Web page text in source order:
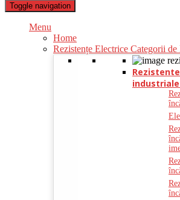
Toggle navigation
Menu
Home
Rezistențe Electrice Categorii de